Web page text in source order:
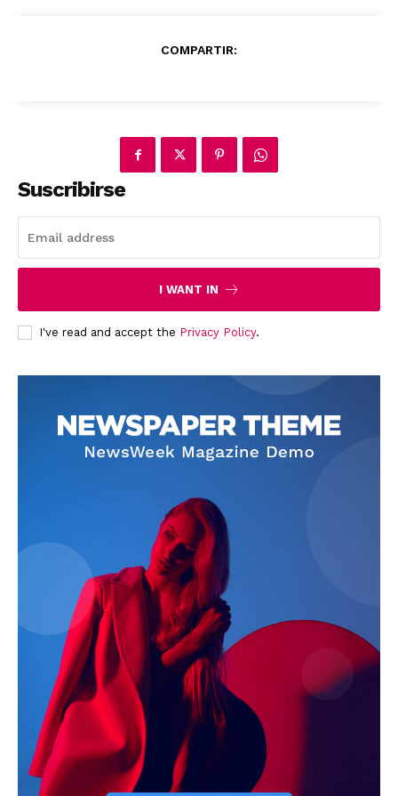
News Week
Magazine PRO
COMPARTIR:
Suscribirse
I WANT IN
I've read and accept the Privacy Policy.